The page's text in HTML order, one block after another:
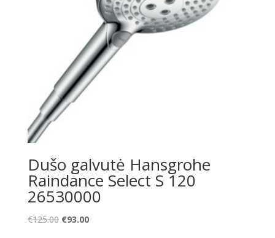
Dušo galvutė Hansgrohe
Raindance Select S 120
26530000
€125.00 Original
€93.00Current